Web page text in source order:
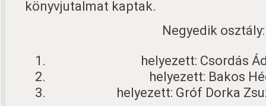
könyvjutalmat kaptak.
Negyedik osztály:
helyezett: Csordás
helyezett: Bakos
helyezett: Gróf Dorka